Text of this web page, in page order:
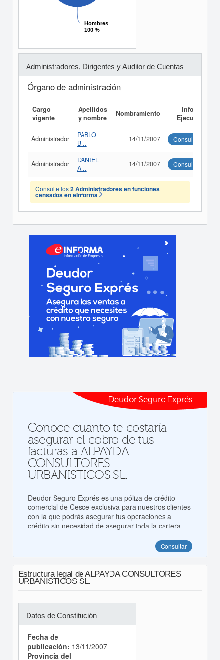
Hombres
100 %
Hombres
100 %
Administradores, Dirigentes y Auditor de Cuentas
Órgano de administración
Cargo
vigente
Apellidos
y nombre
Nombramiento
Informe
Ejecutivo
Administrador
PABLO
B...
14/11/2007 Consultar
Administrador
DANIEL
A...
14/11/2007 Consultar
Consulte los2 Administradores en funciones
censados en eInforma
Deudor Seguro Exprés
Conoce cuanto te costaría
asegurar el cobro de tus
facturas a ALPAYDA
CONSULTORES
URBANISTICOS SL.
Deudor Seguro Exprés es una póliza de crédito
comercial de Cesce exclusiva para nuestros clientes
con la que podrás asegurar tus operaciones a
crédito sin necesidad de asegurar toda la cartera.
Consultar
Estructura legal de ALPAYDA CONSULTORES
URBANISTICOS SL.
Datos de Constitución
Fecha de
publicación: 13/11/2007
Provincia del